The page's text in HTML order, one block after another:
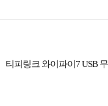
티피링크 와이파이7 USB